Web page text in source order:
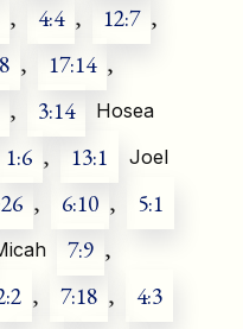
, 4:4 , 12:7 ,
, 17:14 ,
, 3:14 Hosea
1:6 , 13:1 Joel
, 6:10 , 5:1
7:9 ,
, 7:18 , 4:3